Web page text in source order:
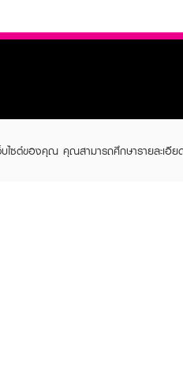
บไซต์ของคุณ คุณสามารถศึกษารายละเอีย
CARE